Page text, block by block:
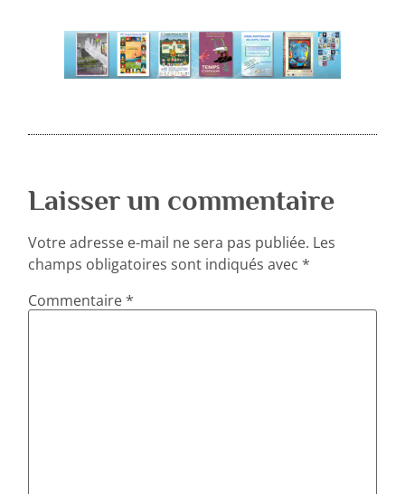
Laisser un commentaire
Votre adresse e-mail ne sera pas publiée. Les
champs obligatoires sont indiqués avec*
Commentaire*